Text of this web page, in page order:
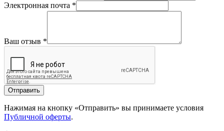
Электронная почта *
Ваш отзыв *
Отправить
Нажимая на кнопку «Отправить» вы принимаете условия
Публичной оферты.